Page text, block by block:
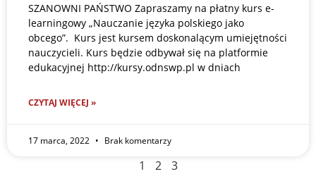
SZANOWNI PAŃSTWO Zapraszamy na płatny kurs e-
learningowy „Nauczanie języka polskiego jako
obcego”. Kurs jest kursem doskonalącym umiejętności
nauczycieli. Kurs będzie odbywał się na platformie
edukacyjnej http://kursy.odnswp.pl w dniach
CZYTAJ WIĘCEJ »
17 marca, 2022 Brak komentarzy
1 2 3